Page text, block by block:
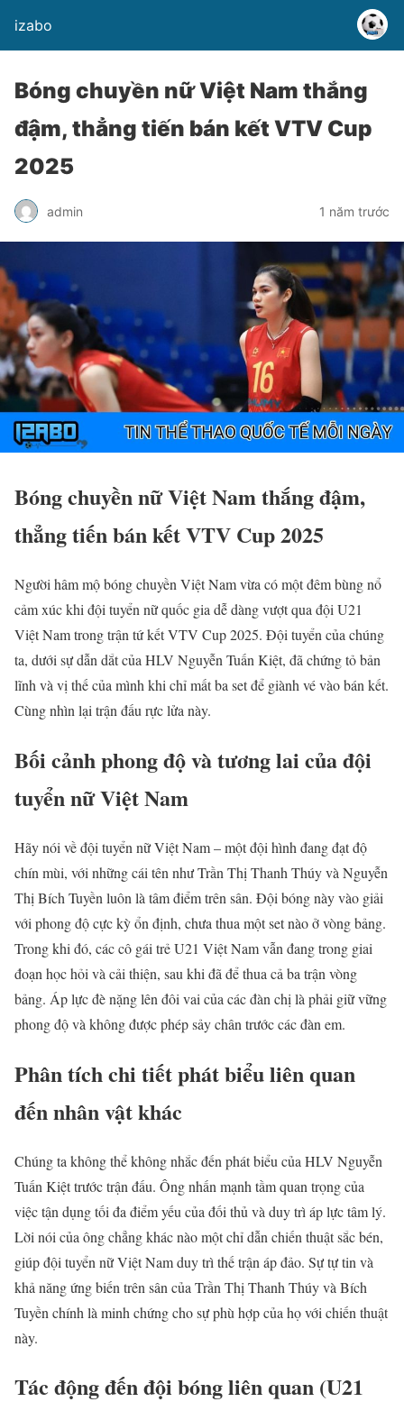
izabo
Bóng chuyền nữ Việt Nam thắng
đậm, thẳng tiến bán kết VTV Cup
2025
admin 1 năm trước
Bóng chuyền nữ Việt Nam thắng đậm,
thẳng tiến bán kết VTV Cup 2025
Người hâm mộ bóng chuyền Việt Nam vừa có một đêm bùng nổ
cảm xúc khi đội tuyển nữ quốc gia dễ dàng vượt qua đội U21
Việt Nam trong trận tứ kết VTV Cup 2025. Đội tuyển của chúng
ta, dưới sự dẫn dắt của HLV Nguyễn Tuấn Kiệt, đã chứng tỏ bản
lĩnh và vị thế của mình khi chỉ mất ba set để giành vé vào bán kết.
Cùng nhìn lại trận đấu rực lửa này.
Bối cảnh phong độ và tương lai của đội
tuyển nữ Việt Nam
Hãy nói về đội tuyển nữ Việt Nam – một đội hình đang đạt độ
chín mùi, với những cái tên như Trần Thị Thanh Thúy và Nguyễn
Thị Bích Tuyền luôn là tâm điểm trên sân. Đội bóng này vào giải
với phong độ cực kỳ ổn định, chưa thua một set nào ở vòng bảng.
Trong khi đó, các cô gái trẻ U21 Việt Nam vẫn đang trong giai
đoạn học hỏi và cải thiện, sau khi đã để thua cả ba trận vòng
bảng. Áp lực đè nặng lên đôi vai của các đàn chị là phải giữ vững
phong độ và không được phép sảy chân trước các đàn em.
Phân tích chi tiết phát biểu liên quan
đến nhân vật khác
Chúng ta không thể không nhắc đến phát biểu của HLV Nguyễn
Tuấn Kiệt trước trận đấu. Ông nhấn mạnh tầm quan trọng của
việc tận dụng tối đa điểm yếu của đối thủ và duy trì áp lực tâm lý.
Lời nói của ông chẳng khác nào một chỉ dẫn chiến thuật sắc bén,
giúp đội tuyển nữ Việt Nam duy trì thế trận áp đảo. Sự tự tin và
khả năng ứng biến trên sân của Trần Thị Thanh Thúy và Bích
Tuyền chính là minh chứng cho sự phù hợp của họ với chiến thuật
này.
Tác động đến đội bóng liên quan (U21